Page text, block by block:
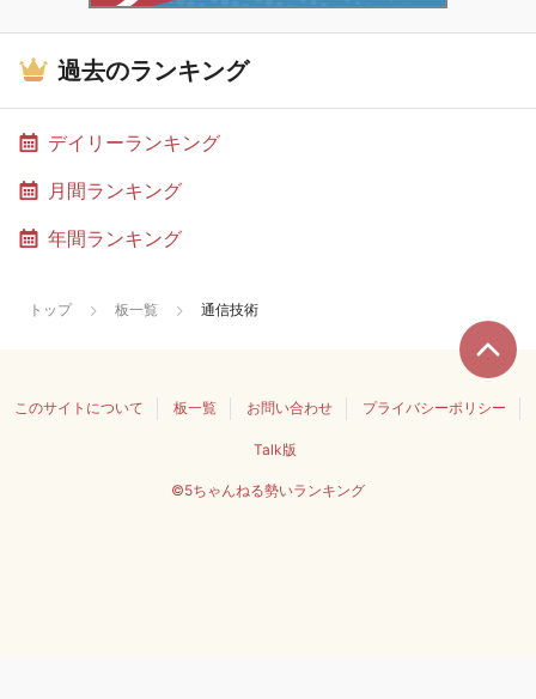
過去のランキング
デイリーランキング
月間ランキング
年間ランキング
トップ 板一覧 通信技術
このサイトについて 板一覧 お問い合わせ プライバシーポリシー
Talk版
©5ちゃんねる勢いランキング